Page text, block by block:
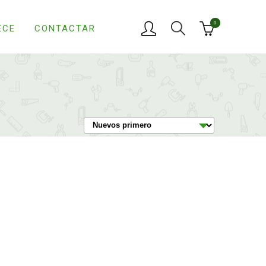
CONTACTAR
0